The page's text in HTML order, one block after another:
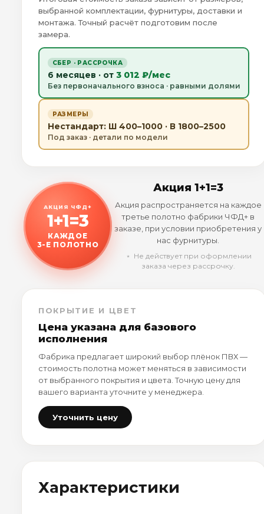
выбранной комплектации, фурнитуры, доставки и
монтажа. Точный расчёт подготовим после
замера.
СБЕР · РАССРОЧКА
6 месяцев · от 3 012 ₽/мес
Без первоначального взноса · равными долями
РАЗМЕРЫ
Нестандарт: Ш 400–1000 · В 1800–2500
Под заказ · детали по модели
АКЦИЯ ЧФД+
1+1=3
КАЖДОЕ
3-Е ПОЛОТНО
Акция 1+1=3
Акция распространяется на каждое
третье полотно фабрики ЧФД+ в
заказе, при условии приобретения у
нас фурнитуры.
﹡ Не действует при оформлении
заказа через рассрочку.
ПОКРЫТИЕ И ЦВЕТ
Цена указана для базового
исполнения
Фабрика предлагает широкий выбор плёнок ПВХ —
стоимость полотна может меняться в зависимости
от выбранного покрытия и цвета. Точную цену для
вашего варианта уточните у менеджера.
Уточнить цену
Характеристики